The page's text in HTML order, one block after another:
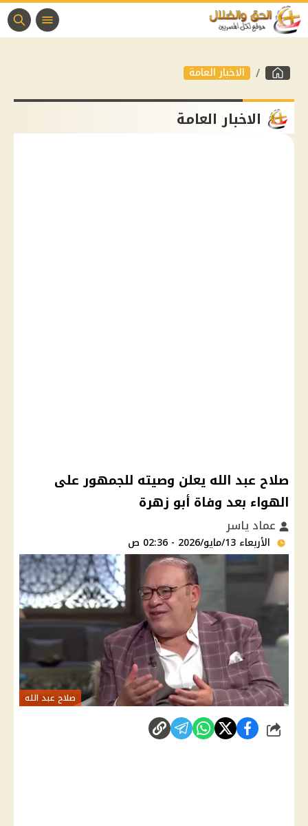
الاخبار العامة
الاخبار العامة
صلاح عبد الله يعلن وصيته للجمهور على
الهواء بعد وفاة أبو زهرة
عماد ياسر
الأربعاء 13/مايو/2026 - 02:36 ص
صلاح عبد الله
شارك